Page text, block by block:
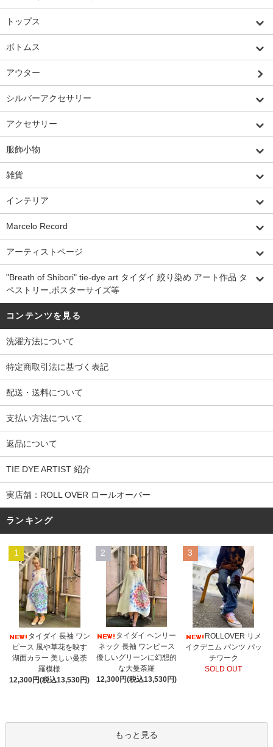
トップス
ボトムス
アウター
シルバーアクセサリー
アクセサリー
服飾小物
雑貨
インテリア
Marcelo Record
アーティストページ
"Breath of Shibori" tie-dye art タイダイ 絞り染め アート作品 タ
ペストリー,ポスターサイズ等
コンテンツを見る
洗濯方法について
特定商取引法に基づく表記
配送・送料について
支払い方法について
返品について
TIE DYE ARTIST 紹介
実店舗：ROLL OVER ロールオーバー
ランキング
1
タイダイ 長袖 ワン
ピース 風や草花を映す
湖面カラー 美しい曼荼
羅模様
12,300円(税込13,530円)
2
タイダイ ヘンリー
ネック 長袖 ワンピース
優しいグリーンに幻想的
な大曼荼羅
12,300円(税込13,530円)
3
ROLLOVER リメ
イクデニム パンツ パッ
チワーク
SOLD OUT
もっと見る